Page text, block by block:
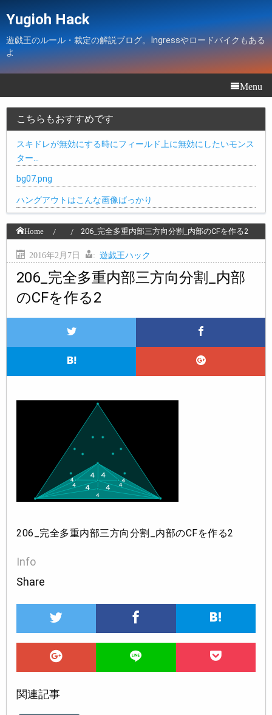
Yugioh Hack
遊戯王のルール・裁定の解説ブログ。Ingressやロードバイクもある
よ
Menu
こちらもおすすめです
スキドレが無効にする時にフィールド上に無効にしたいモンス
ター…
bg07.png
ハングアウトはこんな画像ばっかり
Home 206_完全多重内部三方向分割_内部のCFを作る2
2016年2月7日 : 遊戯王ハック
206_完全多重内部三方向分割_内部
のCFを作る2
206_完全多重内部三方向分割_内部のCFを作る2
Info
Share
関連記事